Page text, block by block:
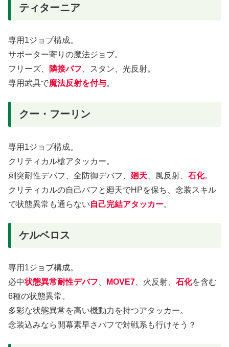
ティターニア
専用1ジョブ構成。
サポーター寄りの魔法ジョブ。
フリーズ、
隣接バフ 、スタン、光反射。
専用武具で魔法反射を付与。
クー・フーリン
専用1ジョブ構成。
クリティカル槍アタッカー。
刺突耐性デバフ、全防御デバフ、 廻天 、風反射、 石化。
クリティカルの自己バフと廻天でHPを保ち、念装スキル
で状態異常も通らない自己完結アタッカー。
ケルベロス
専用1ジョブ構成。
必中状態異常耐性デバフ MOVE7 、火反射、 石化を含む
6種の状態異常。
多彩な状態異常を高い機動力を持つアタッカー。
念装込みなら開幕素早さバフで対戦系も行けそう？